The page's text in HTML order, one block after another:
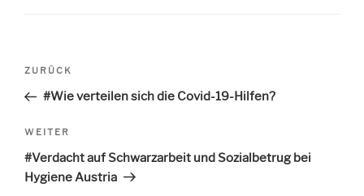
Beitragsnavigation
Vorheriger
Beitrag
ZURÜCK
#Wie verteilen sich die Covid-19-Hilfen?
Nächster
Beitrag
WEITER
#Verdacht auf Schwarzarbeit und Sozialbetrug bei
Hygiene Austria